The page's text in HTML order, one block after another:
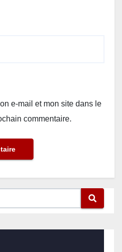
e-mail et mon site dans le
commentaire.